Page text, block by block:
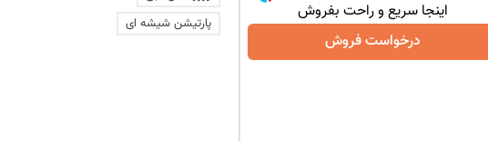
اینجا سریع و راحت بفروش
درخواست فروش
پارتیشن شیشه ای